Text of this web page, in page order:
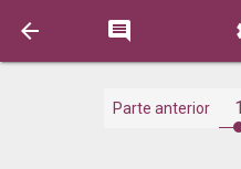
 
Parte anterior 1